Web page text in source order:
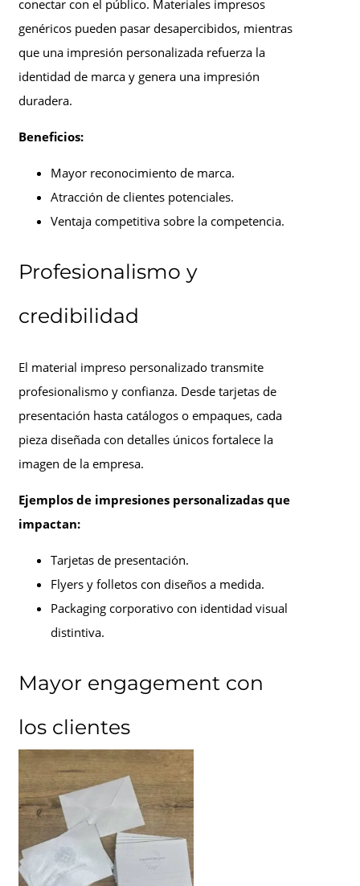
conectar con el público. Materiales impresos
genéricos pueden pasar desapercibidos, mientras
que una impresión personalizada refuerza la
identidad de marca y genera una impresión
duradera.
Beneficios:
Mayor reconocimiento de marca.
Atracción de clientes potenciales.
Ventaja competitiva sobre la competencia.
Profesionalismo y
credibilidad
El material impreso personalizado transmite
profesionalismo y confianza. Desde tarjetas de
presentación hasta catálogos o empaques, cada
pieza diseñada con detalles únicos fortalece la
imagen de la empresa.
Ejemplos de impresiones personalizadas que
impactan:
Tarjetas de presentación.
Flyers y folletos con diseños a medida.
Packaging corporativo con identidad visual
distintiva.
Mayor engagement con
los clientes